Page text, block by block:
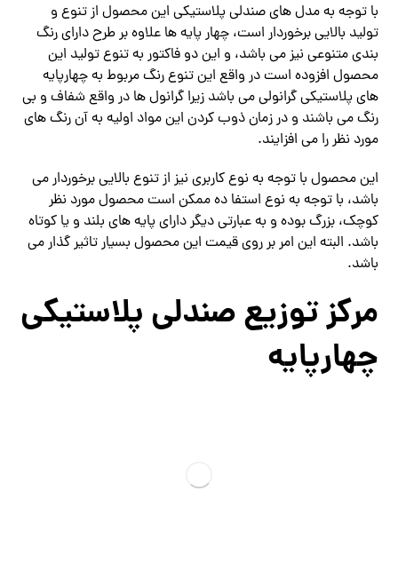
با توجه به مدل های صندلی پلاستیکی این محصول از تنوع و
تولید بالایی برخوردار است، چهار پایه ها علاوه بر طرح دارای رنگ
بندی متنوعی نیز می باشد، و این دو فاکتور به تنوع تولید این
محصول افزوده است در واقع این تنوع رنگ مربوط به چهارپایه
های پلاستیکی گرانولی می باشد زیرا گرانول ها در واقع شفاف و بی
رنگ می باشند و در زمان ذوب کردن این مواد اولیه به آن رنگ های
مورد نظر را می افزایند.
این محصول با توجه به نوع کاربری نیز از تنوع بالایی برخوردار می
باشد، با توجه به نوع استفا ده ممکن است محصول مورد نظر
کوچک، بزرگ بوده و به عبارتی دیگر دارای پایه های بلند و یا کوتاه
باشد. البته این امر بر روی قیمت این محصول بسیار تاثیر گذار می
باشد.
مرکز توزیع صندلی پلاستیکی
چهارپایه